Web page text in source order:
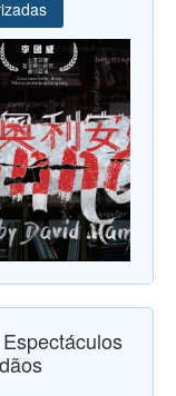
Espectáculos